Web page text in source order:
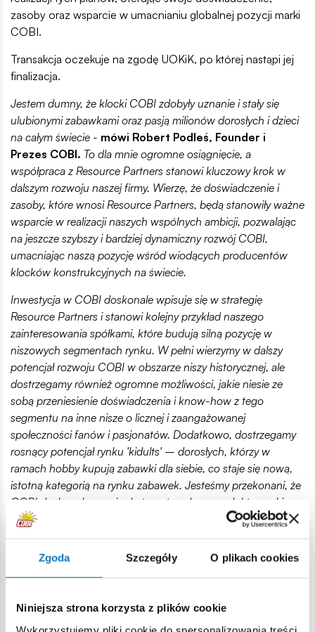
Zgoda Szczegóły O plikach cookies
Niniejsza strona korzysta z plików cookie
zasoby oraz wsparcie w umacnianiu globalnej pozycji marki
COBI.
Transakcja oczekuje na zgodę UOKiK, po której nastąpi jej
finalizacja.
Jestem dumny, że klocki COBI zdobyły uznanie i stały się
ulubionymi zabawkami oraz pasją milionów dorosłych i dzieci
na całym świecie - mówi Robert Podleś, Founder i
Prezes COBI. To dla mnie ogromne osiągnięcie, a
współpraca z Resource Partners stanowi kluczowy krok w
dalszym rozwoju naszej firmy. Wierzę, że doświadczenie i
zasoby, które wnosi Resource Partners, będą stanowiły ważne
wsparcie w realizacji naszych wspólnych ambicji, pozwalając
na jeszcze szybszy i bardziej dynamiczny rozwój COBI,
umacniając naszą pozycję wśród wiodących producentów
klocków konstrukcyjnych na świecie.
Inwestycja w COBI doskonale wpisuje się w strategię
Resource Partners i stanowi kolejny przykład naszego
zainteresowania spółkami, które budują silną pozycję w
niszowych segmentach rynku. W pełni wierzymy w dalszy
potencjał rozwoju COBI w obszarze niszy historycznej, ale
dostrzegamy również ogromne możliwości, jakie niesie ze
sobą przeniesienie doświadczenia i know-how z tego
segmentu na inne nisze o licznej i zaangażowanej
społeczności fanów i pasjonatów. Dodatkowo, dostrzegamy
rosnący potencjał rynku 'kidults' – dorosłych, którzy w
ramach hobby kupują zabawki dla siebie, co staje się nową,
istotną kategorią na rynku zabawek. Jesteśmy przekonani, że
COBI doskonale pasuje do tego trendu, a produkty marki
świetnie nadają się do sprzedaży direct-to-consumer,
szczególnie w segmencie online, który widzimy jako kluczowy
kanał rozwoju -
Małgorzata Bobrowska, Partner
oraz konsekwentnej wizji realizowanej przez właściciela i